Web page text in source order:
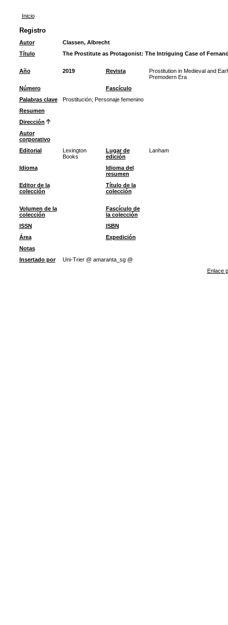
Inicio
Registro
Autor
Classen, Albrecht
Título
The Prostitute as Protagonist: The Intriguing Case of
Año 2019 Revista
Prostitution in Medieval and
Premodern Era
Número
Fascículo
Palabras clave
Prostitución; Personaje femenino
Resumen
Dirección
Autor
corporativo
Editorial
Lexington
Books
Lugar de
edición
Lanham
Idioma
Idioma del
resumen
Editor de la
colección
Título de la
colección
Volumen de la
colección
Fascículo de
la colección
ISSN
ISBN
Área
Expedición
Notas
Insertado por
Uni-Trier @ amaranta_sg @
Enlace